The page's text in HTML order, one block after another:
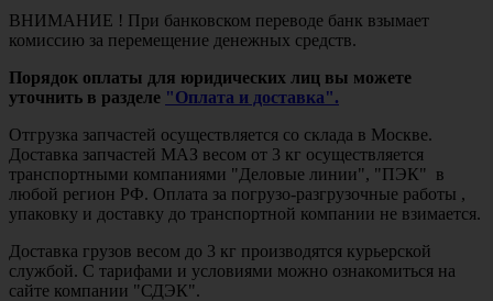
ВНИМАНИЕ ! При банковском переводе банк взымает
комиссию за перемещение денежных средств.
Порядок оплаты для юридических лиц вы можете
уточнить в разделе "Оплата и доставка".
Отгрузка запчастей осуществляется со склада в Москве.
Доставка запчастей МАЗ весом от 3 кг осуществляется
транспортными компаниями "Деловые линии", "ПЭК" в
любой регион РФ. Оплата за погрузо-разгрузочные работы ,
упаковку и доставку до транспортной компании не взимается.
Доставка грузов весом до 3 кг производятся курьерской
службой. С тарифами и условиями можно ознакомиться на
сайте компании "СДЭК".